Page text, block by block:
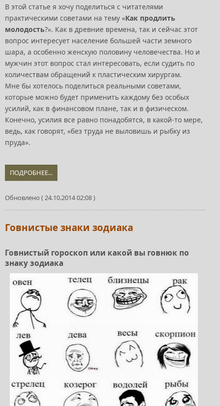
В этой статье я хочу поделиться с читателями
практическими советами на тему «Как продлить
молодость?». Как в древние времена, так и сейчас этот
вопрос интересует население большей части земного
шара, а особенно женскую половину человечества. Но и
мужчин этот вопрос стал интересовать, если судить по
количествам обращений к пластическим хирургам.
Мне бы хотелось поделиться реальными советами,
которые можно будет применить каждому без особых
усилий, как в финансовом плане, так и в физическом.
Конечно, усилия все равно понадобятся, в какой-то мере,
ведь, как говорят, «без труда не выловишь и рыбку из
пруда».
ПОДРОБНЕЕ...
Обновлено ( 24.10.2014 02:08 )
Говнистые знаки зодиака
Говнистый гороскоп или какой вы говнюк по
знаку зодиака